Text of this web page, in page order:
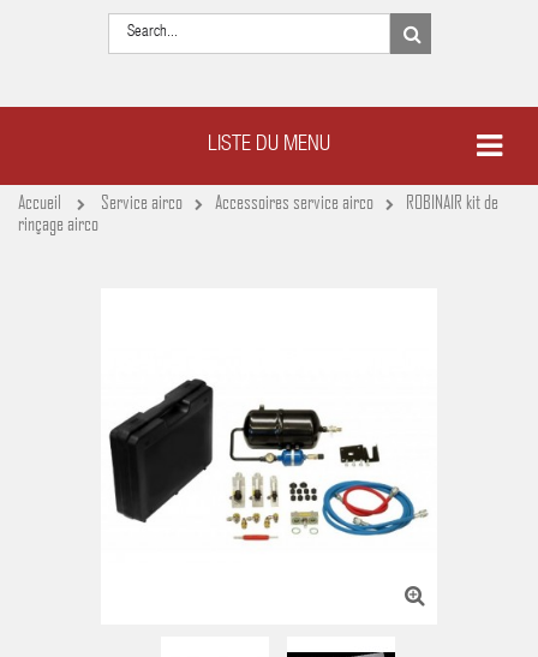
LISTE DU MENU
Accueil Service airco Accessoires service airco
ROBINAIR kit de
rinçage airco